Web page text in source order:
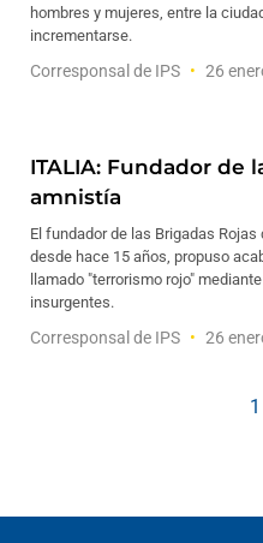
hombres y mujeres, entre la
incrementarse.
Corresponsal de IPS 26
ITALIA: Fundador de
amnistía
El fundador de las Brigadas
desde hace 15 años, propuso
llamado "terrorismo rojo"
insurgentes.
Corresponsal de IPS 26
1